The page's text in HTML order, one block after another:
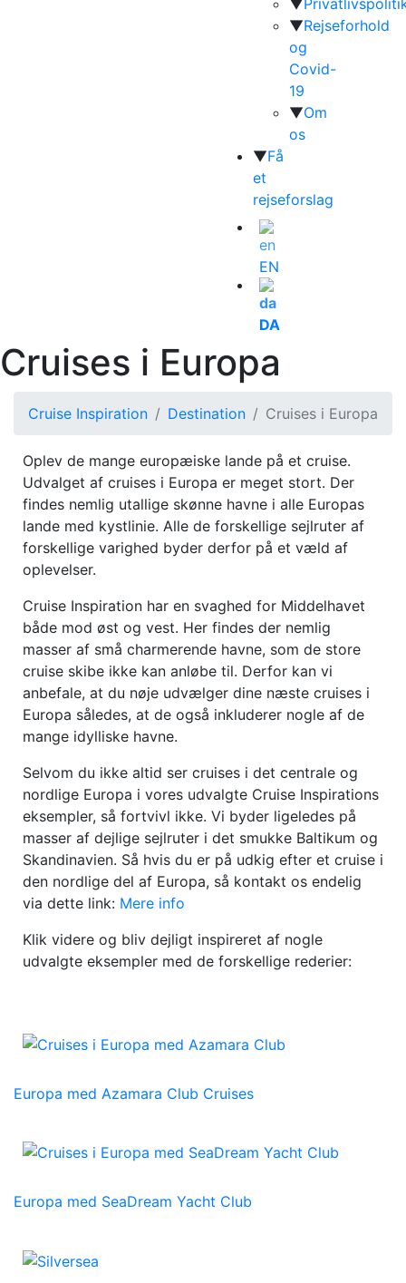
▼
▼Rejseforhold
og
Covid-
19
▼Om
os
▼Få
et
rejseforslag
EN
DA
Cruises i Europa
Cruise Inspiration Destination Cruises i Europa
Oplev de mange europæiske lande på et cruise.
Udvalget af cruises i Europa er meget stort. Der
findes nemlig utallige skønne havne i alle Europas
lande med kystlinie. Alle de forskellige sejlruter af
forskellige varighed byder derfor på et væld af
oplevelser.
Cruise Inspiration har en svaghed for Middelhavet
både mod øst og vest. Her findes der nemlig
masser af små charmerende havne, som de store
cruise skibe ikke kan anløbe til. Derfor kan vi
anbefale, at du nøje udvælger dine næste cruises i
Europa således, at de også inkluderer nogle af de
mange idylliske havne.
Selvom du ikke altid ser cruises i det centrale og
nordlige Europa i vores udvalgte Cruise Inspirations
eksempler, så fortvivl ikke. Vi byder ligeledes på
masser af dejlige sejlruter i det smukke Baltikum og
Skandinavien. Så hvis du er på udkig efter et cruise i
den nordlige del af Europa, så kontakt os endelig
via dette link: Mere info
Klik videre og bliv dejligt inspireret af nogle
udvalgte eksempler med de forskellige rederier:
Europa med Azamara Club Cruises
Europa med SeaDream Yacht Club